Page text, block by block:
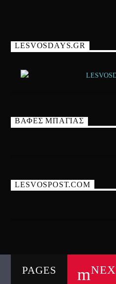
LESVOSDAYS.GR
ΒΑΦΕΣ ΜΠΑΓΙΑΣ
LESVOSPOST.COM
PAGES